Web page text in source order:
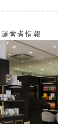
運営者情報